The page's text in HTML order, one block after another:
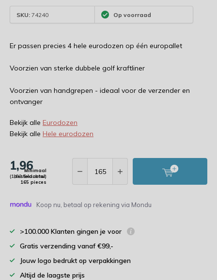
SKU: 74240 Op voorraad
Er passen precies 4 hele eurodozen op één europallet
Voorzien van sterke dubbele golf kraftliner
Voorzien van handgrepen - ideaal voor de verzender en
ontvanger
Bekijk alle Eurodozen
Bekijk alle Hele eurodozen
1,96
(1,62 Excl. btw)
Minimaal
bestelaantal:
165 pieces
Koop nu, betaal op rekening via Mondu
>100.000 Klanten gingen je voor
Gratis verzending vanaf €99,-
Jouw logo bedrukt op verpakkingen
Altijd de laagste prijs